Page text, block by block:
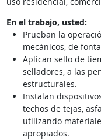
En el trabajo, usted:
Prueban la
mecánicos, de
Aplican sello de
selladores, a las
estructurales.
Instalan
techos de tejas,
utilizando
apropiados.